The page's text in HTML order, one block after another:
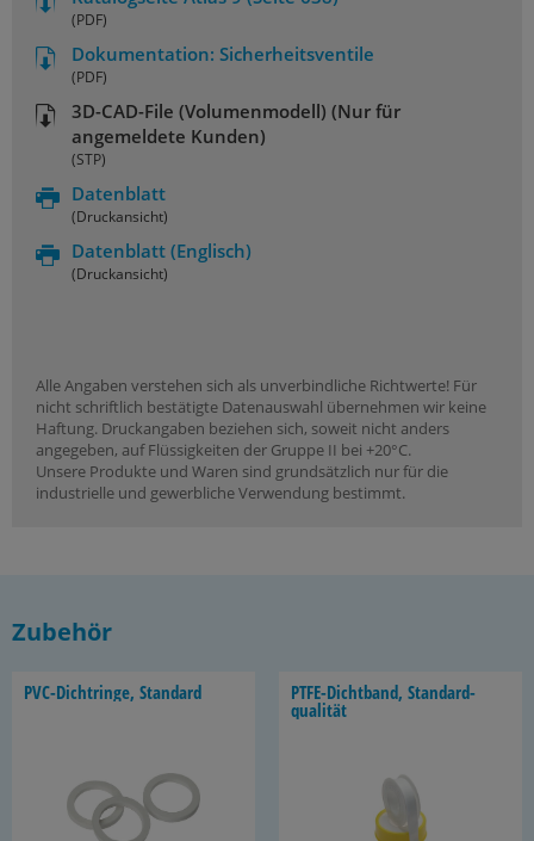
(PDF)
Dokumentation: Sicherheitsventile
(PDF)
3D-CAD-File (Volumenmodell) (Nur für
angemeldete Kunden)
(STP)
Datenblatt
(Druckansicht)
Datenblatt (Englisch)
(Druckansicht)
Alle Angaben verstehen sich als unverbindliche Richtwerte! Für
nicht schriftlich bestätigte Datenauswahl übernehmen wir keine
Haftung. Druckangaben beziehen sich, soweit nicht anders
angegeben, auf Flüssigkeiten der Gruppe II bei +20°C.
Unsere Produkte und Waren sind grundsätzlich nur für die
industrielle und gewerbliche Verwendung bestimmt.
Zubehör
PVC-​Dichtringe, Stan­dard PTFE-​Dichtband, Stan­dard­
qua­li­tät